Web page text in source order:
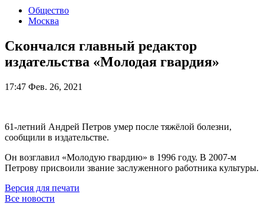
Общество
Москва
Скончался главный редактор
издательства «Молодая гвардия»
17:47 Фев. 26, 2021
61-летний Андрей Петров умер после тяжёлой болезни,
сообщили в издательстве.
Он возглавил «Молодую гвардию» в 1996 году. В 2007-м
Петрову присвоили звание заслуженного работника культуры.
Версия для печати
Все новости